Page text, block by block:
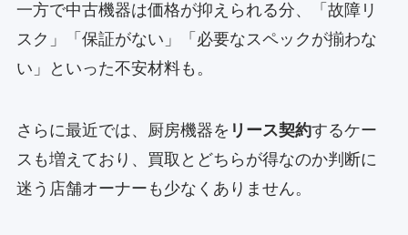
一方で中古機器は価格が抑えられる分、「故障リ
スク」「保証がない」「必要なスペックが揃わな
い」といった不安材料も。
さらに最近では、厨房機器を リース契約するケー
スも増えており、買取とどちらが得なのか判断に
迷う店舗オーナーも少なくありません。